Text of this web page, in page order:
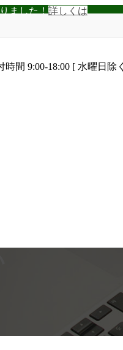
ました！ 詳しくは
時間 9:00-18:00 [ 水曜日除